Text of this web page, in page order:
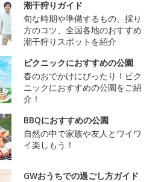
潮干狩りガイド
旬な時期や準備するもの、採り
方のコツ、全国各地のおすすめ
潮干狩りスポットを紹介
ピクニックにおすすめの公園
春のおでかけにぴったり！ピク
ニックにおすすめの公園をご紹
介！
BBQにおすすめの公園
自然の中で家族や友人とワイワ
イ楽しもう！
GWおうちでの過ごし方ガイド